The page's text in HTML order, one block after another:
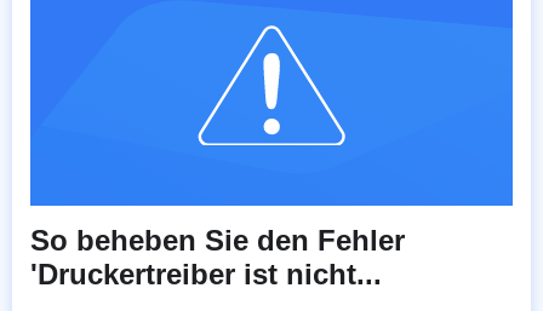
So beheben Sie den Fehler
'Druckertreiber ist nicht...